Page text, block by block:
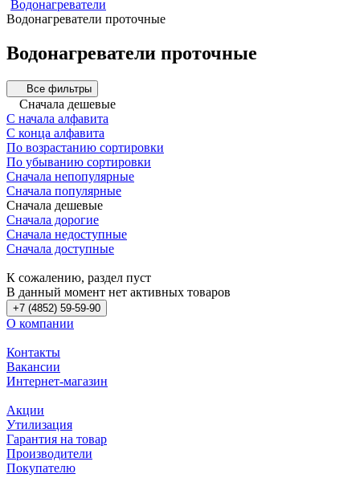
Водонагреватели
Водонагреватели проточные
Водонагреватели проточные
Все фильтры
Сначала дешевые
С начала алфавита
С конца алфавита
По возрастанию сортировки
По убыванию сортировки
Сначала непопулярные
Сначала популярные
Сначала дешевые
Сначала дорогие
Сначала недоступные
Сначала доступные
К сожалению, раздел пуст
В данный момент нет активных товаров
+7 (4852) 59-59-90
О компании
Контакты
Вакансии
Интернет-магазин
Акции
Утилизация
Гарантия на товар
Производители
Покупателю